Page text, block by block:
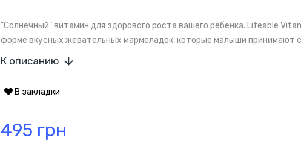
"Солнечный" витамин для здорового роста вашего ребенка. Lifeable
форме вкусных жевательных мармеладок, которые малыши принимают с
К описанию
В закладки
495 грн